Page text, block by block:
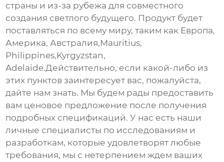
страны и из-за рубежа для совместного
создания светлого будущего. Продукт будет
поставляться по всему миру, таким как Европа,
Америка, Австралия,Mauritius,
Philippines,Kyrgyzstan,
Adelaide.Действительно, если какой-либо из
этих пунктов заинтересует вас, пожалуйста,
дайте нам знать. Мы будем рады предоставить
вам ценовое предложение после получения
подробных спецификаций. У нас есть наши
личные специалисты по исследованиям и
разработкам, которые удовлетворят любые
требования, мы с нетерпением ждем ваших